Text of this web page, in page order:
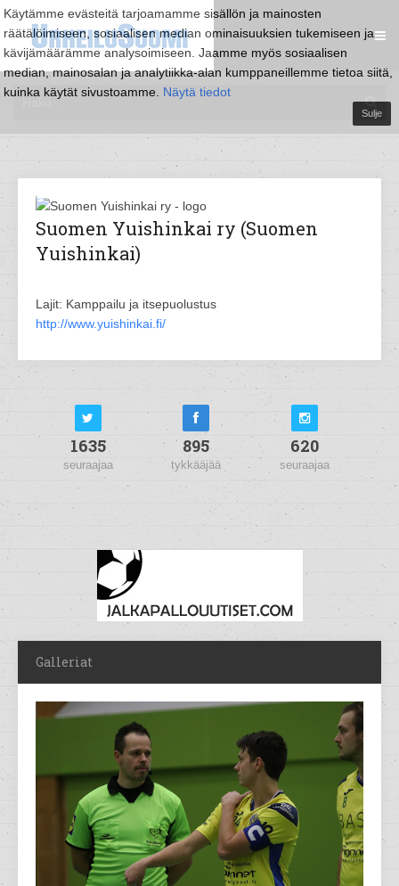
Käytämme evästeitä tarjoamamme sisällön ja mainosten
räätälöimiseen, sosiaalisen median ominaisuuksien tukemiseen ja
kävijämäärämme analysoimiseen. Jaamme myös sosiaalisen
median, mainosalan ja analytiikka-alan kumppaneillemme tietoa siitä,
kuinka käytät sivustoamme. Näytä tiedot
Sulje
Suomen Yuishinkai ry (Suomen
Yuishinkai)
Lajit: Kamppailu ja itsepuolustus
http://www.yuishinkai.fi/
1635
seuraajaa
895
tykkääjää
620
seuraajaa
Galleriat